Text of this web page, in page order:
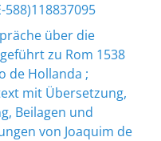
588)118837095
über die
zu Rom 1538
de Hollanda ;
mit Übersetzung,
Beilagen und
von Joaquim de